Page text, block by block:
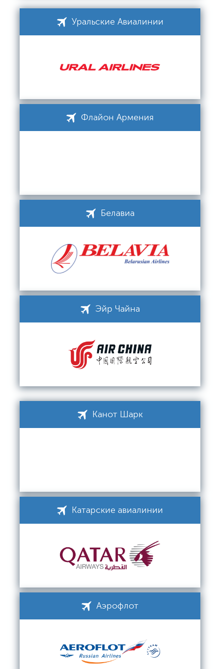
Уральские Авиалинии
Флайон Армения
Белавиа
Эйр Чайна
Канот Шарк
Катарские авиалинии
Аэрофлот